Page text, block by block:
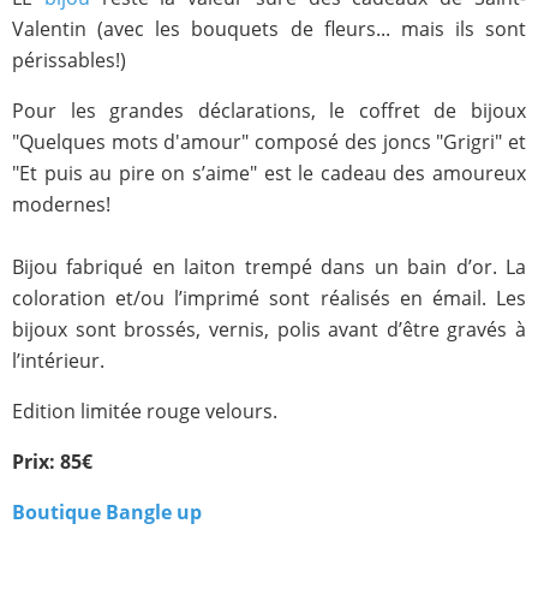
Valentin (avec les bouquets de fleurs... mais ils sont
périssables!)
Pour les grandes déclarations, le coffret de bijoux
"Quelques mots d'amour" composé des joncs "Grigri" et
"Et puis au pire on s’aime" est le cadeau des amoureux
modernes!
Bijou fabriqué en laiton trempé dans un bain d’or. La
coloration et/ou l’imprimé sont réalisés en émail. Les
bijoux sont brossés, vernis, polis avant d’être gravés à
l’intérieur.
Edition limitée rouge velours.
Prix: 85€
Boutique Bangle up